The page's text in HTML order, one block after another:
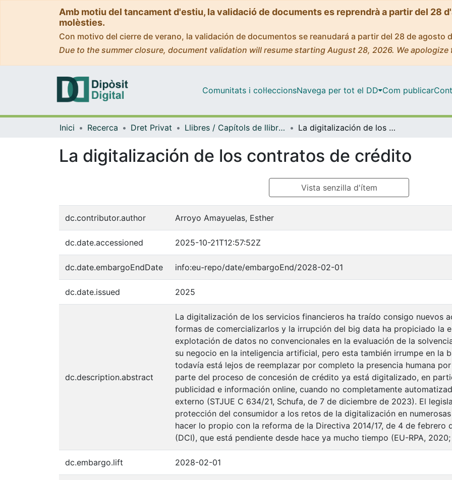
Amb motiu del tancament d'estiu, la validació de documents es reprendrà a partir del 28
molèsties.
Con motivo del cierre de verano, la validación de documentos se reanudará a partir del 28 de agosto
Due to the summer closure, document validation will resume starting August 28, 2026. We
Comunitats i col·leccionsNavega per tot el DD Com publicar
Inici Recerca Dret Privat Llibres / Capítols de llibre (Dret Privat) La digitalización de los contratos de crédito
La digitalización de los contratos de crédito
Vista senzilla d'ítem
dc.contributor.author Arroyo Amayuelas, Esther
dc.date.accessioned 2025-10-21T12:57:52Z
dc.date.embargoEndDate info:eu-repo/date/embargoEnd/2028-02-01
dc.date.issued 2025
dc.description.abstract
La digitalización de los servicios financieros ha traído consigo nuevos
formas de comercializarlos y la irrupción del big data ha propiciado la
explotación de datos no convencionales en la evaluación de la
su negocio en la inteligencia artificial, pero esta también irrumpe en la
todavía está lejos de reemplazar por completo la presencia humana
parte del proceso de concesión de crédito ya está digitalizado, en
publicidad e información online, cuando no completamente
externo (STJUE C 634/21, Schufa, de 7 de diciembre de 2023). El
protección del consumidor a los retos de la digitalización en
hacer lo propio con la reforma de la Directiva 2014/17, de 4 de febrero
(DCI), que está pendiente desde hace ya mucho tiempo (EU-RPA,
dc.embargo.lift 2028-02-01